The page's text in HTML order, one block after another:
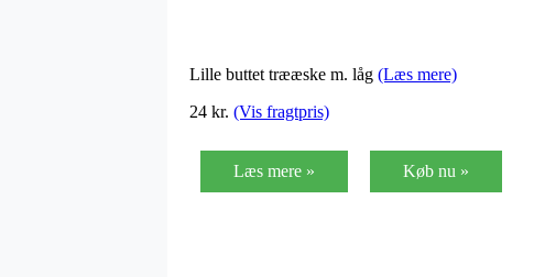
Lille buttet trææske m. låg (Læs mere)
24 kr. (Vis fragtpris)
Læs mere » Køb nu »